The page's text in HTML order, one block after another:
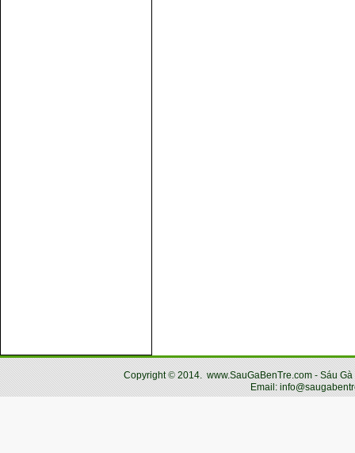
Copyright© 2014. www.SauGaBenTre.com - Sáu
Email: